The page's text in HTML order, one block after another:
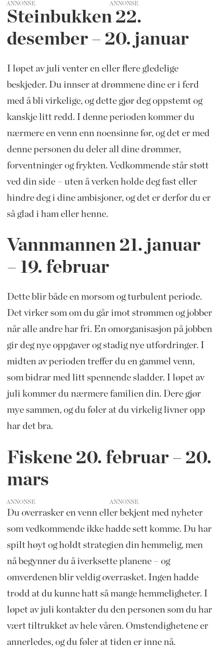
ANNONSE
Steinbukken 22.
desember – 20. januar
I løpet av juli venter en eller flere gledelige
beskjeder. Du innser at drømmene dine er i ferd
med å bli virkelige, og dette gjør deg oppstemt og
kanskje litt redd. I denne perioden kommer du
nærmere en venn enn noensinne før, og det er med
denne personen du deler all dine drømmer,
forventninger og frykten. Vedkommende står støtt
ved din side – uten å verken holde deg fast eller
hindre deg i dine ambisjoner, og det er derfor du er
så glad i ham eller henne.
Vannmannen 21. januar
– 19. februar
Dette blir både en morsom og turbulent periode.
Det virker som om du går imot strømmen og jobber
når alle andre har fri. En omorganisasjon på jobben
gir deg nye oppgaver og stadig nye utfordringer. I
midten av perioden treffer du en gammel venn,
som bidrar med litt spennende sladder. I løpet av
juli kommer du nærmere familien din. Dere gjør
mye sammen, og du føler at du virkelig livner opp
har det bra.
Fiskene 20. februar – 20.
mars
ANNONSE
Du overrasker en venn eller bekjent med nyheter
som vedkommende ikke hadde sett komme. Du har
spilt høyt og holdt strategien din hemmelig, men
nå begynner du å iverksette planene – og
omverdenen blir veldig overrasket. Ingen hadde
trodd at du kunne hatt så mange hemmeligheter. I
løpet av juli kontakter du den personen som du har
vært tiltrukket av hele våren. Omstendighetene er
annerledes, og du føler at tiden er inne nå.